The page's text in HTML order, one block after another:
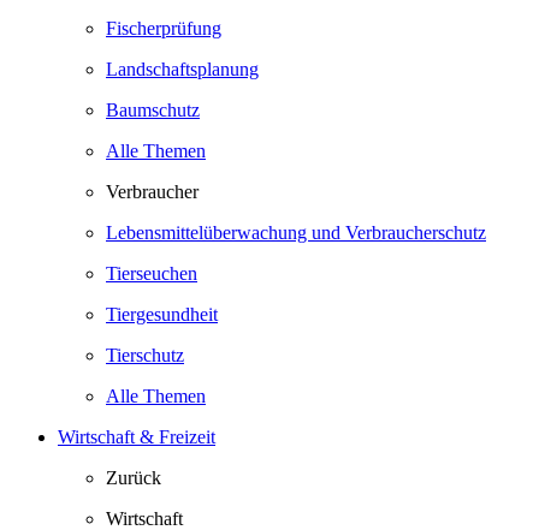
Fischerprüfung
Landschaftsplanung
Baumschutz
Alle Themen
Verbraucher
Lebensmittelüberwachung und Verbraucherschutz
Tierseuchen
Tiergesundheit
Tierschutz
Alle Themen
Wirtschaft & Freizeit
Zurück
Wirtschaft